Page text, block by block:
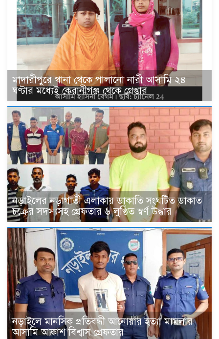
মাদারীপুরে থানা থেকে পালানো নারী আসামি ২৪
ঘণ্টার মধ্যেই কেরানীগঞ্জ থেকে গ্রেপ্তার
নড়াইলের নড়াগাতী এলাকায় ডাকাতি সংঘটিত ডাকাত
চক্রের সদস্যসহ গ্রেফতার ৬ লুণ্ঠিত স্বর্ণ উদ্ধার
নড়াইলে মানসিক প্রতিবন্ধী আনোয়ার হত্যা মামলার
আসামি আকাশ বিশ্বাস গ্রেফতার